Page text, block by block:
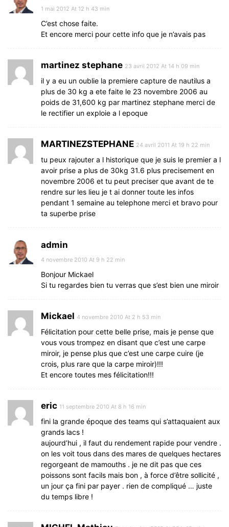
1 mai 2012 At 12 h 43 min
C’est chose faite.
Et encore merci pour cette info que je n’avais pas
martinez stephane 23 avril 2012 At 14 h 09 min
il y a eu un oublie la premiere capture de nautilus a
plus de 30 kg a ete faite le 23 novembre 2006 au
poids de 31,600 kg par martinez stephane merci de
le rectifier un exploie a l epoque
MARTINEZSTEPHANE 24 avril 2011 At 19 h 22 min
tu peux rajouter a l historique que je suis le premier a l
avoir prise a plus de 30kg 31.6 plus precisement en
novembre 2006 et tu peut preciser que avant de te
rendre sur les lieu je t ai donner toute les infos
pendant 1 semaine au telephone merci et bravo pour
ta superbe prise
admin
4 novembre 2010 At 9 h 22 min
Bonjour Mickael
Si tu regardes bien tu verras que s’est bien une miroir
Mickael 4 novembre 2010 At 2 h 53 min
Félicitation pour cette belle prise, mais je pense que
vous vous trompez en disant que c’est une carpe
miroir, je pense plus que c’est une carpe cuire (je
crois, plus rare que la carpe miroir)!!!
Et encore toutes mes félicitation!!!
eric 11 septembre 2010 At 8 h 16 min
fini la grande époque des teams qui s’attaquaient aux
grands lacs !
aujourd’hui , il faut du rendement rapide pour vendre .
on les voit tous dans des mares de quelques hectares
regorgeant de mamouths . je ne dit pas que ces
poissons sont facils mais bon , à force d’être sollicité ,
un jour ça fini par payer . rien de compliqué … juste
du temps libre !